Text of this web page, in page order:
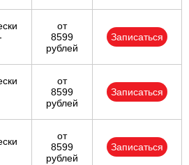
от
8599
рублей
Записаться
от
8599
рублей
Записаться
от
8599
рублей
Записаться